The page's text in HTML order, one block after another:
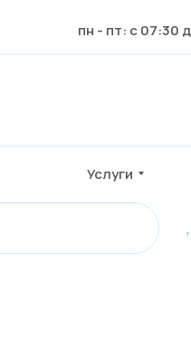
пн - пт: с 07:30
Услуги
,